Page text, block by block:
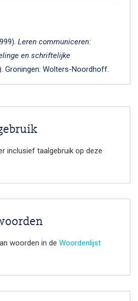
Leren communiceren:
en schriftelijke
Groningen: Wolters-Noordhoff.
inclusief taalgebruik op deze
woorden in de Woordenlijst